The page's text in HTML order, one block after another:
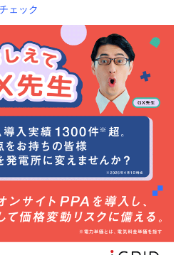
ェック